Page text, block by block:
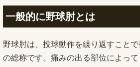
一般的に野球肘とは
野球肘は、投球動作を繰り返すこと
の総称です。痛みの出る部位によって